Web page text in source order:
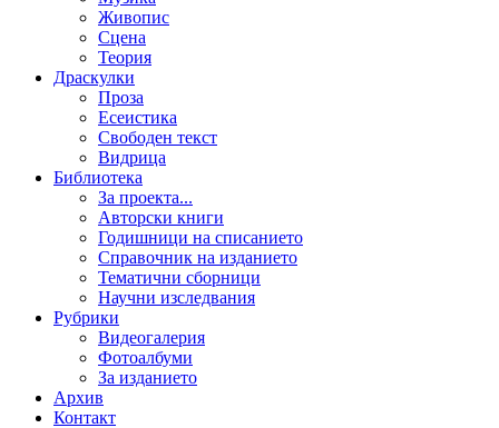
Живопис
Сцена
Теория
Драскулки
Проза
Есеистика
Свободен текст
Видрица
Библиотека
За проекта...
Авторски книги
Годишници на списанието
Справочник на изданието
Тематични сборници
Научни изследвания
Рубрики
Видеогалерия
Фотоалбуми
За изданието
Архив
Контакт